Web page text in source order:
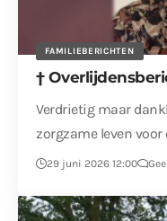
FAMILIEBERICHTEN
†
Verdrietig maar
zorgzame leven
29 juni 2026 12:00